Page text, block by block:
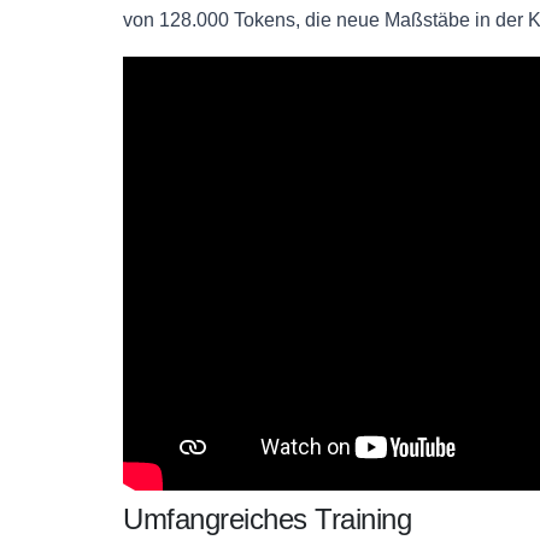
von 128.000 Tokens, die neue Maßstäbe in der
Umfangreiches Training